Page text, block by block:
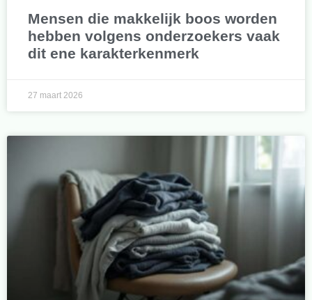
Mensen die makkelijk boos worden
hebben volgens onderzoekers vaak
dit ene karakterkenmerk
27 maart 2026